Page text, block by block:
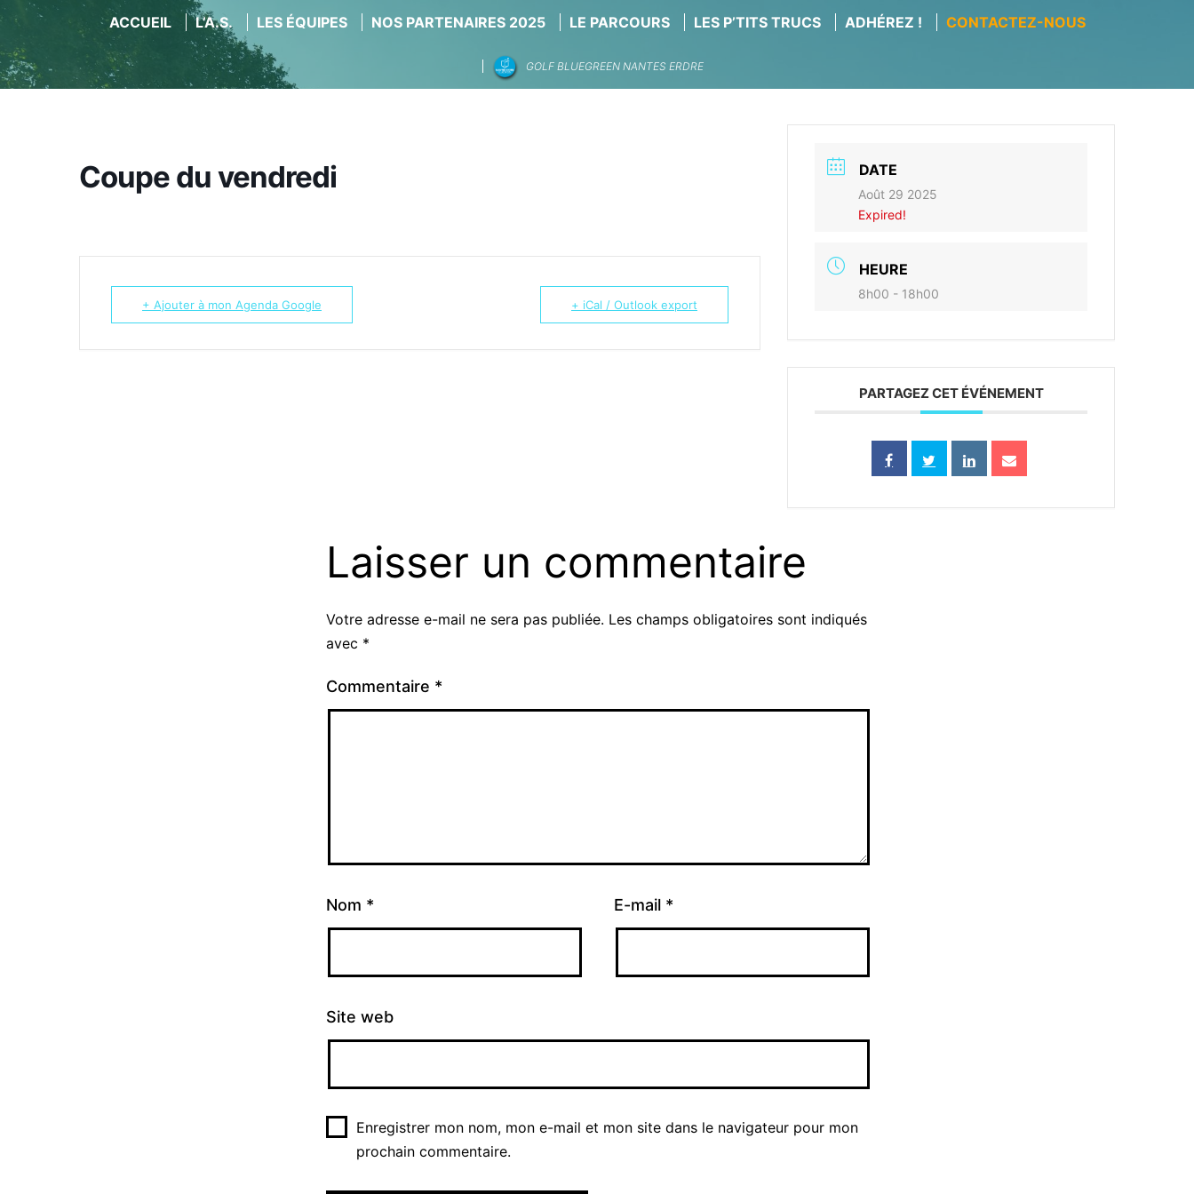
ACCUEIL L’A.S. LES ÉQUIPES NOS PARTENAIRES 2025 LE PARCOURS LES P’TITS TRUCS ADHÉREZ ! CONTACTEZ-NOUS
GOLF BLUEGREEN NANTES ERDRE
Coupe du vendredi
+ Ajouter à mon Agenda Google + iCal / Outlook export
DATE
Août 29 2025
Expired!
HEURE
8h00 - 18h00
PARTAGEZ CET ÉVÉNEMENT
Laisser un commentaire
Votre adresse e-mail ne sera pas publiée. Les champs obligatoires sont indiqués
avec *
Commentaire *
Nom * E-mail *
Site web
Enregistrer mon nom, mon e-mail et mon site dans le navigateur pour mon
prochain commentaire.